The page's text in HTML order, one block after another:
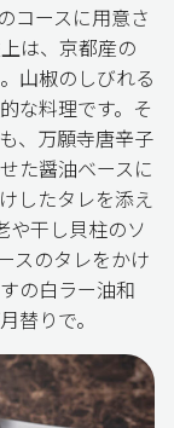
コースに用意さ
は、京都産の
山椒のしびれる
な料理です。そ
、万願寺唐辛子
た醤油ベースに
したタレを添え
や干し貝柱のソ
スのタレをかけ
の白ラー油和
替りで。